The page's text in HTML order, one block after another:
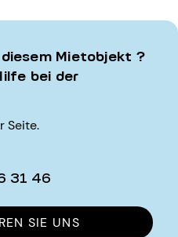
Mietobjekt ?
bei der
Seite.
31 46
SIE UNS